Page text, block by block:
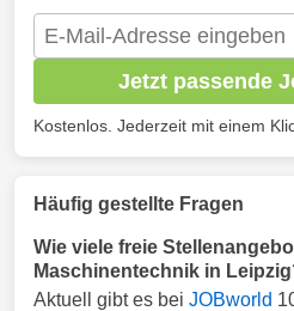
Jetzt passende
Kostenlos. Jederzeit mit einem
Häufig gestellte Fragen
Wie viele freie
Maschinentechnik in
Aktuell gibt es bei JOBworld